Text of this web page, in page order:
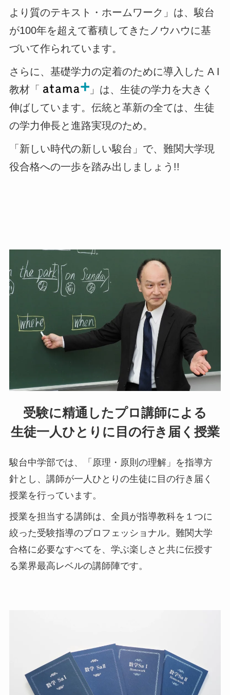
より質のテキスト・ホームワーク」は、駿台
が100年を超えて蓄積してきたノウハウに基
づいて作られています。
さらに、基礎学力の定着のために導入した A I
教材「
」は、生徒の学力を大きく
伸ばしています。伝統と革新の全ては、生徒
の学力伸長と進路実現のため。
「新しい時代の新しい駿台」で、難関大学現
役合格への一歩を踏み出しましょう!!
受験に精通したプロ講師による
生徒一人ひとりに目の行き届く授業
駿台中学部では、「原理・原則の理解」を指導方
針とし、 講師が一人ひとりの生徒に目の行き届く
授業を行っています。
授業を担当する講師は、全員が指導教科を１つに
絞った受験指導のプロフェッショナル。難関大学
合格に必要なすべてを、学ぶ楽しさと共に伝授す
る業界最高レベルの講師陣です。